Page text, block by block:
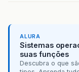
ALURA
Sistemas
suas funções
Descubra o que